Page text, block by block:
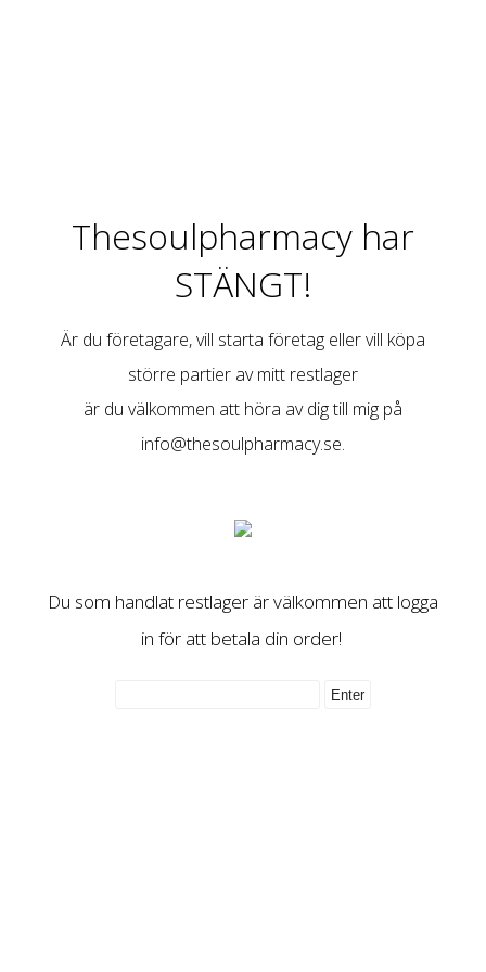
Thesoulpharmacy har
STÄNGT!
Är du företagare, vill starta företag eller vill köpa
större partier av mitt restlager
är du välkommen att höra av dig till mig på
info@thesoulpharmacy.se.
Du som handlat restlager är välkommen att logga
in för att betala din order!